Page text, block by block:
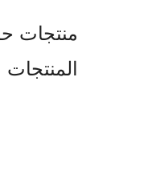
منتجات
المنتجات